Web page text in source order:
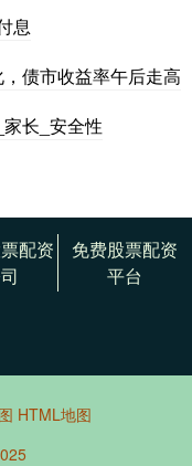
息
债市收益率午后走高
长_安全性
配资
免费股票配资
平台
HTML地图